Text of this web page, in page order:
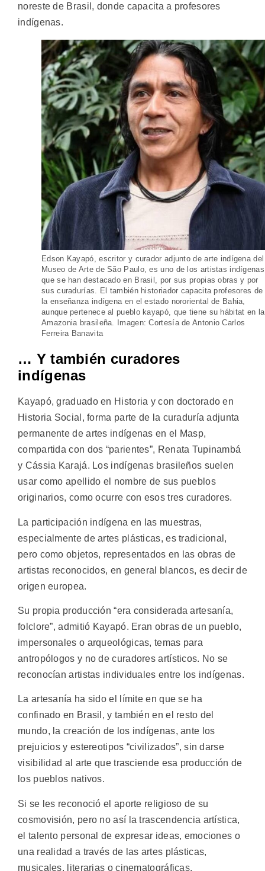
noreste de Brasil, donde capacita a profesores
indígenas.
Edson Kayapó, escritor y curador adjunto de arte indígena del
Museo de Arte de São Paulo, es uno de los artistas indígenas
que se han destacado en Brasil, por sus propias obras y por
sus curadurías. El también historiador capacita profesores de
la enseñanza indígena en el estado nororiental de Bahia,
aunque pertenece al pueblo kayapó, que tiene su hábitat en la
Amazonia brasileña. Imagen: Cortesía de Antonio Carlos
Ferreira Banavita
… Y también curadores
indígenas
Kayapó, graduado en Historia y con doctorado en
Historia Social, forma parte de la curaduría adjunta
permanente de artes indígenas en el Masp,
compartida con dos “parientes”, Renata Tupinambá
y Cássia Karajá. Los indígenas brasileños suelen
usar como apellido el nombre de sus pueblos
originarios, como ocurre con esos tres curadores.
La participación indígena en las muestras,
especialmente de artes plásticas, es tradicional,
pero como objetos, representados en las obras de
artistas reconocidos, en general blancos, es decir de
origen europea.
Su propia producción “era considerada artesanía,
folclore”, admitió Kayapó. Eran obras de un pueblo,
impersonales o arqueológicas, temas para
antropólogos y no de curadores artísticos. No se
reconocían artistas individuales entre los indígenas.
La artesanía ha sido el límite en que se ha
confinado en Brasil, y también en el resto del
mundo, la creación de los indígenas, ante los
prejuicios y estereotipos “civilizados”, sin darse
visibilidad al arte que trasciende esa producción de
los pueblos nativos.
Si se les reconoció el aporte religioso de su
cosmovisión, pero no así la trascendencia artística,
el talento personal de expresar ideas, emociones o
una realidad a través de las artes plásticas,
musicales, literarias o cinematográficas.